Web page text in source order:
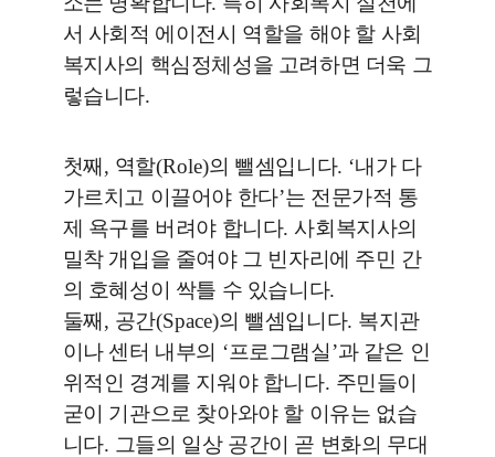
서 사회적 에이전시 역할을 해야 할 사회
복지사의 핵심정체성을 고려하면 더욱 그
렇습니다.
첫째, 역할(Role)의 뺄셈입니다. ‘내가 다
가르치고 이끌어야 한다’는 전문가적 통
제 욕구를 버려야 합니다. 사회복지사의
밀착 개입을 줄여야 그 빈자리에 주민 간
의 호혜성이 싹틀 수 있습니다.
둘째, 공간(Space)의 뺄셈입니다. 복지관
이나 센터 내부의 ‘프로그램실’과 같은 인
위적인 경계를 지워야 합니다. 주민들이
굳이 기관으로 찾아와야 할 이유는 없습
니다. 그들의 일상 공간이 곧 변화의 무대